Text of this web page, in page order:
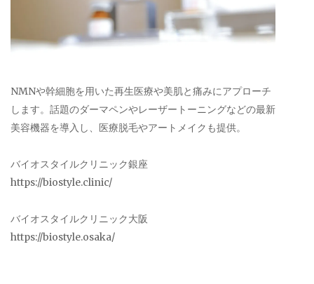
NMNや幹細胞を用いた再生医療や美肌と痛みにアプローチ
します。話題のダーマペンやレーザートーニングなどの最新
美容機器を導入し、医療脱毛やアートメイクも提供。
バイオスタイルクリニック銀座
https://biostyle.clinic/
バイオスタイルクリニック大阪
https://biostyle.osaka/